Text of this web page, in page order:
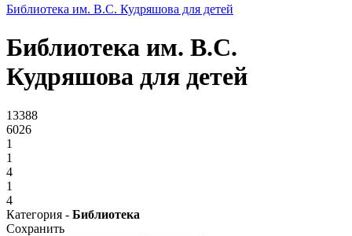
Библиотека им. В.С. Кудряшова для детей
Библиотека им. В.С.
Кудряшова для детей
13388
6026
1
1
4
1
4
Категория - Библиотека
Сохранить